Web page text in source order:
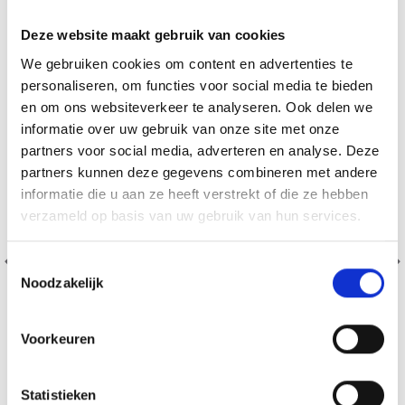
Deze website maakt gebruik van cookies
We gebruiken cookies om content en advertenties te
personaliseren, om functies voor social media te bieden
en om ons websiteverkeer te analyseren. Ook delen we
informatie over uw gebruik van onze site met onze
partners voor social media, adverteren en analyse. Deze
partners kunnen deze gegevens combineren met andere
informatie die u aan ze heeft verstrekt of die ze hebben
verzameld op basis van uw gebruik van hun services.
Toestemmingsselectie
Noodzakelijk
Voorkeuren
Statistieken
20% korting